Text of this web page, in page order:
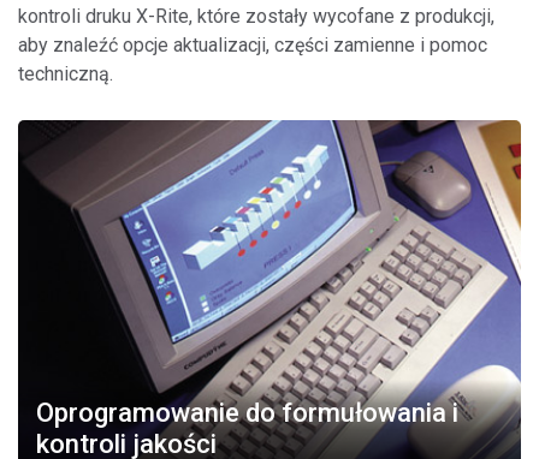
kontroli druku X-Rite, które zostały wycofane z produkcji,
aby znaleźć opcje aktualizacji, części zamienne i pomoc
techniczną.
Oprogramowanie do formułowania i
kontroli jakości